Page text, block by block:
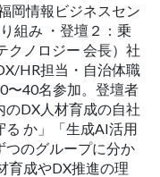
岡情報ビジネスセン
組み ・登壇２：乗
クノロジー 会⻑）社
HR担当・⾃治体職
〜40名参加。登壇者
DX⼈材育成の⾃社
か」「⽣成AI活⽤
つのグループに分か
育成やDX推進の理